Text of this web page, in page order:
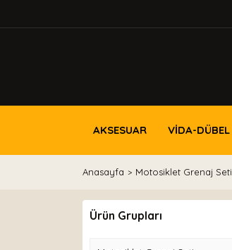
AKSESUAR VİDA-DÜBEL
Anasayfa Motosiklet Grenaj Seti
Ürün Grupları